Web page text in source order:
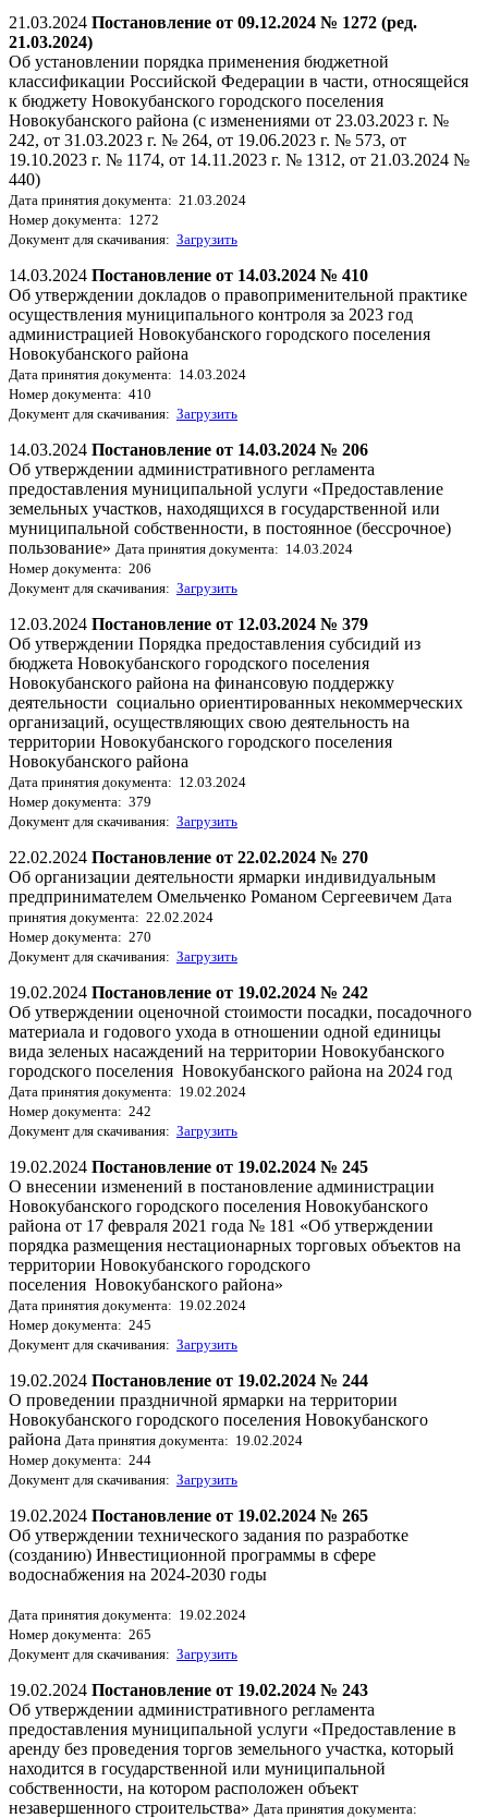
21.03.2024 Постановление от 09.12.2024 № 1272 (ред.
21.03.2024)
Об установлении порядка применения бюджетной
классификации Российской Федерации в части, относящейся
к бюджету Новокубанского городского поселения
Новокубанского района (с изменениями от 23.03.2023 г. №
242, от 31.03.2023 г. № 264, от 19.06.2023 г. № 573, от
19.10.2023 г. № 1174, от 14.11.2023 г. № 1312, от 21.03.2024 №
440)
Дата принятия документа: 21.03.2024
Номер документа: 1272
Документ для скачивания: Загрузить
14.03.2024 Постановление от 14.03.2024 № 410
Об утверждении докладов о правоприменительной практике
осуществления муниципального контроля за 2023 год
администрацией Новокубанского городского поселения
Новокубанского района
Дата принятия документа: 14.03.2024
Номер документа: 410
Документ для скачивания: Загрузить
14.03.2024 Постановление от 14.03.2024 № 206
Об утверждении административного регламента
предоставления муниципальной услуги «Предоставление
земельных участков, находящихся в государственной или
муниципальной собственности, в постоянное (бессрочное)
пользование» Дата принятия документа: 14.03.2024
Номер документа: 206
Документ для скачивания: Загрузить
12.03.2024 Постановление от 12.03.2024 № 379
Об утверждении Порядка предоставления субсидий из
бюджета Новокубанского городского поселения
Новокубанского района на финансовую поддержку
деятельности социально ориентированных некоммерческих
организаций, осуществляющих свою деятельность на
территории Новокубанского городского поселения
Новокубанского района
Дата принятия документа: 12.03.2024
Номер документа: 379
Документ для скачивания: Загрузить
22.02.2024 Постановление от 22.02.2024 № 270
Об организации деятельности ярмарки индивидуальным
предпринимателем Омельченко Романом Сергеевичем Дата
принятия документа: 22.02.2024
Номер документа: 270
Документ для скачивания: Загрузить
19.02.2024 Постановление от 19.02.2024 № 242
Об утверждении оценочной стоимости посадки, посадочного
материала и годового ухода в отношении одной единицы
вида зеленых насаждений на территории Новокубанского
городского поселения Новокубанского района на 2024 год
Дата принятия документа: 19.02.2024
Номер документа: 242
Документ для скачивания: Загрузить
19.02.2024 Постановление от 19.02.2024 № 245
О внесении изменений в постановление администрации
Новокубанского городского поселения Новокубанского
района от 17 февраля 2021 года № 181 «Об утверждении
порядка размещения нестационарных торговых объектов на
территории Новокубанского городского
поселения Новокубанского района»
Дата принятия документа: 19.02.2024
Номер документа: 245
Документ для скачивания: Загрузить
19.02.2024 Постановление от 19.02.2024 № 244
О проведении праздничной ярмарки на территории
Новокубанского городского поселения Новокубанского
района Дата принятия документа: 19.02.2024
Номер документа: 244
Документ для скачивания: Загрузить
19.02.2024 Постановление от 19.02.2024 № 265
Об утверждении технического задания по разработке
(созданию) Инвестиционной программы в сфере
водоснабжения на 2024-2030 годы
Дата принятия документа: 19.02.2024
Номер документа: 265
Документ для скачивания: Загрузить
19.02.2024 Постановление от 19.02.2024 № 243
Об утверждении административного регламента
предоставления муниципальной услуги «Предоставление в
аренду без проведения торгов земельного участка, который
находится в государственной или муниципальной
собственности, на котором расположен объект
незавершенного строительства» Дата принятия документа: